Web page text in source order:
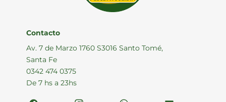
Contacto
Av. 7 de Marzo 1760 S3016 Santo Tomé,
Santa Fe
0342 474 0375
De 7 hs a 23hs